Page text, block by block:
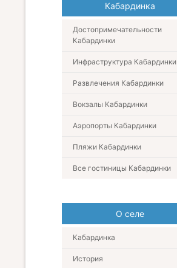
Кабардинка
Достопримечательности
Кабардинки
Инфраструктура Кабардинки
Развлечения Кабардинки
Вокзалы Кабардинки
Аэропорты Кабардинки
Пляжи Кабардинки
Все гостиницы Кабардинки
О селе
Кабардинка
История